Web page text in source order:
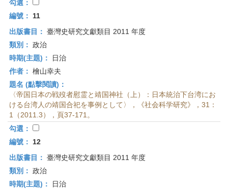
勾選：
編號：
11
出版書目： 臺灣史研究文獻類目 2011 年度
類別： 政治
時期(主題)：
日治
作者： 檜山幸夫
題名 (點擊閱讀)：
〈帝国日本の戦歿者慰霊と靖国神社（上）：日本統治下台湾にお
ける台湾人の靖国合祀を事例として〉，《社会科学研究》，31：
1（2011.3），頁37-171。
勾選：
編號：
12
出版書目： 臺灣史研究文獻類目 2011 年度
類別： 政治
時期(主題)：
日治